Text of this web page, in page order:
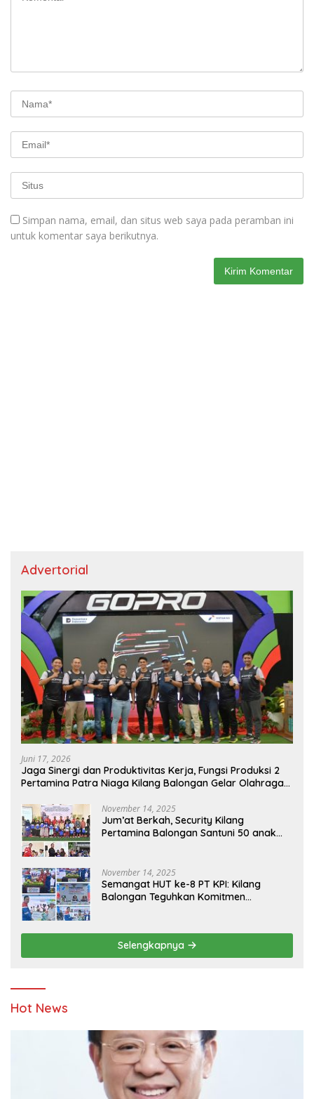
Simpan nama, email, dan situs web saya pada peramban ini
untuk komentar saya berikutnya.
Advertorial
Juni 17, 2026
Jaga Sinergi dan Produktivitas Kerja, Fungsi Produksi 2
Pertamina Patra Niaga Kilang Balongan Gelar Olahraga
November 14, 2025
Jum’at Berkah, Security Kilang
Pertamina Balongan Santuni 50 anak
November 14, 2025
Semangat HUT ke-8 PT KPI: Kilang
Balongan Teguhkan Komitmen
Pendidikan
Selengkapnya
Hot News